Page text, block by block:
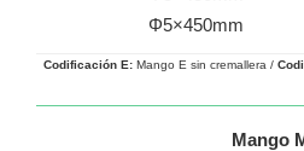
Φ5×450mm
Codificación E: Mango E sin cremallera /
Mango